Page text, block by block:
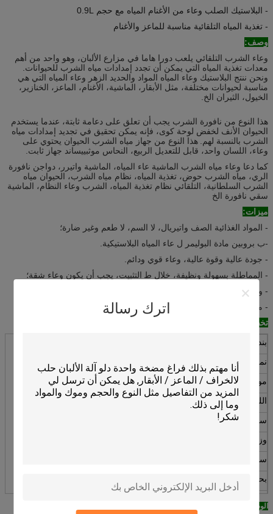
اترك رسالة
- البلاستيك الصلب وعاء من الأغنام المياه مع حجم 0.9L
- تغذية المياه التلقائية مناسبة للماعز والأغنام
وصف:
وعاء الشرب التلقائي يلعب دورا هاما في مزارع الألبان، وهو واحد من أهم
معدات تغذية المياه التي يمكن أن تجدد إمدادات مياه الشرب للحيوانات.
ونحن ننتج البلاستيك وعاء المياه المواد والحديد الزهر وعاء المياه التي هي
مناسبة لحيوانات مختلفة، مثل الأبقار، الماشية، الأغنام، الماعز، الخنازير،
الخيول، الثيران الخ.
هذا النوع من نافورة الشرب يجب أن تعلق على دعامة ثابتة، عندما يستخدم
الحيوان الأنف لخفض لوحة كوى، فإنه يمكن تحقيق في تجديد إمدادات مياه
الشرب بالنسبة لهم. هذا النوع من جهاز مياه الشرب الحيوان يحتوي على
وعاء، اللسان واحد، قابل للتعديل الربيع، النحاس موثبييساند جهاز ثابت.
كما دعا وعاء مياه الشرب الماشية عاء المياه، الماشية واتيرر، دواجن نافورة
الري، مياه الشرب حوض، تغذية المياه، نظام مياه الشرب، الحيوان مياه
الشرب السلطانية، التلقائي نظام تغذية المياه، الشرب وعاء النظام، الماشية
سقي نافورة الخ
ميزات:
- المواد الغذائية الصف واتيريال، لا السم، لا طعم وغير ضارة؛
-ب بروبين مادة البوليمر ل عاء المياه البلاستيكية.
- جودة عالية وقوة عالية، وعاء قوي ودائم.
- المماطلة بسهولة ونظيفة، خلال ط التثبيت، يجب أن يكون وعاء شقة؛
- وعاء من عمق الأخدود، مريحة مياه الشرب الأغنام؛
- مع فتحة ثابتة، سهلة لإصلاح على الأنابيب؛
تخصيص:
بند
نموذج
HL-MP58D
مواد
ب بروبين البوليمر، البلاستيك
اللون
أخضر
سعة
وزن
سماكة
بحجم
الوضعية: